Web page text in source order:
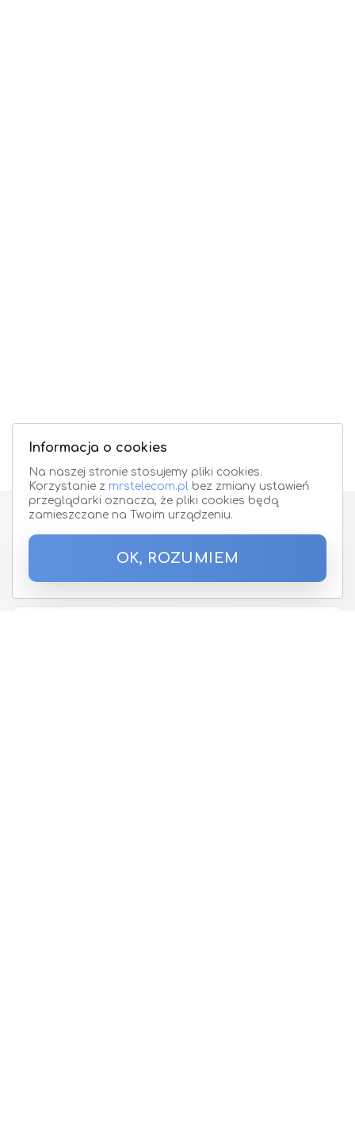
Zapisz się do Newslettera
Podaj proszę adres email
Informacja o cookies
Na naszej stronie stosujemy pliki cookies.
Korzystanie z mrstelecom.pl bez zmiany ustawień
przeglądarki oznacza, że pliki cookies będą
zamieszczane na Twoim urządzeniu.
OK, ROZUMIEM